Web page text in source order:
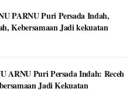
PARNU Puri Persada Indah,
Kebersamaan Jadi kekuatan
ARNU Puri Persada Indah: Receh
Jadi Kekuatan